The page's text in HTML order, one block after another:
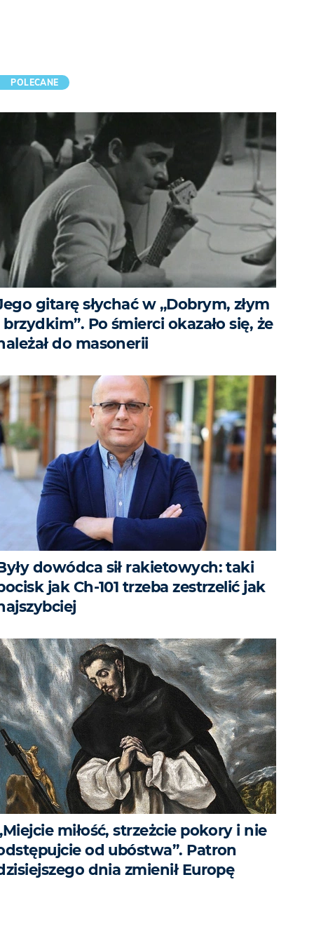
POLECANE
gitarę słychać w „Dobrym, złym
brzydkim”. Po śmierci okazało się, że
do masonerii
dowódca sił rakietowych: taki
jak Ch-101 trzeba zestrzelić jak
miłość, strzeżcie pokory i nie
od ubóstwa”. Patron
dnia zmienił Europę